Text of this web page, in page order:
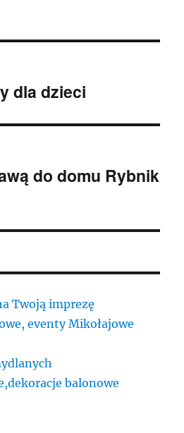
dla dzieci
do domu Rybnik
Twoją imprezę
eventy Mikołajowe
balonowe